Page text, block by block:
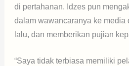
di pertahanan. Idzes pun
dalam wawancaranya ke media
lalu, dan memberikan pujian
“Saya tidak terbiasa memiliki